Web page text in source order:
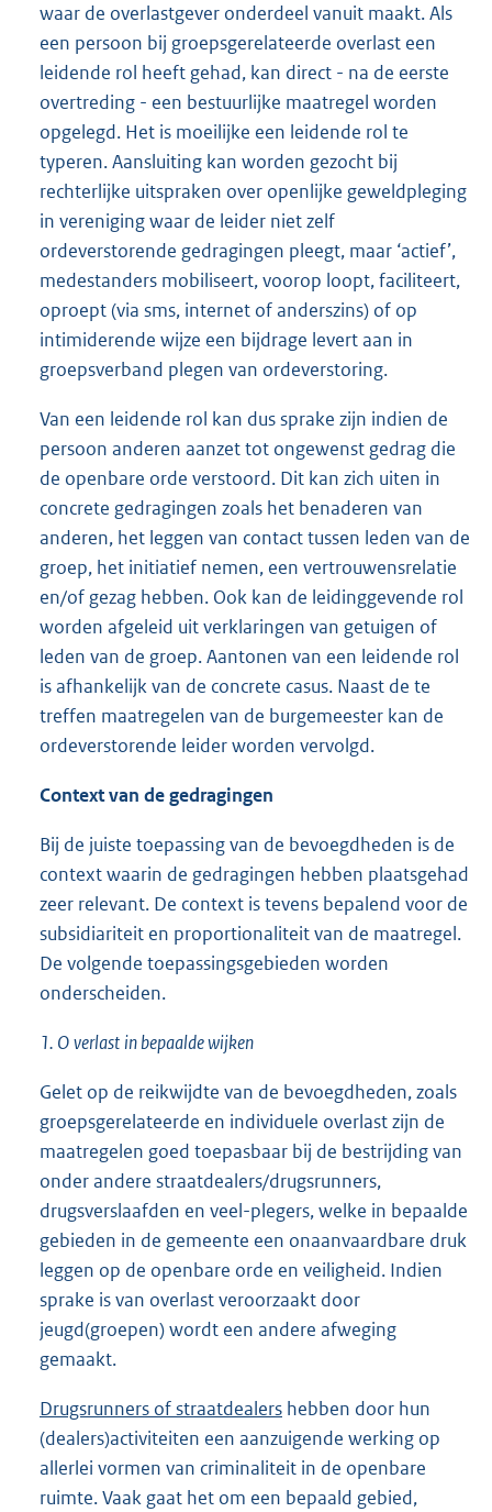
waar de overlastgever onderdeel vanuit maakt. Als
een persoon bij groepsgerelateerde overlast een
leidende rol heeft gehad, kan direct - na de eerste
overtreding - een bestuurlijke maatregel worden
opgelegd. Het is moeilijke een leidende rol te
typeren. Aansluiting kan worden gezocht bij
rechterlijke uitspraken over openlijke geweldpleging
in vereniging waar de leider niet zelf
ordeverstorende gedragingen pleegt, maar ‘actief’,
medestanders mobiliseert, voorop loopt, faciliteert,
oproept (via sms, internet of anderszins) of op
intimiderende wijze een bijdrage levert aan in
groepsverband plegen van ordeverstoring.
Van een leidende rol kan dus sprake zijn indien de
persoon anderen aanzet tot ongewenst gedrag die
de openbare orde verstoord. Dit kan zich uiten in
concrete gedragingen zoals het benaderen van
anderen, het leggen van contact tussen leden van de
groep, het initiatief nemen, een vertrouwensrelatie
en/of gezag hebben. Ook kan de leidinggevende rol
worden afgeleid uit verklaringen van getuigen of
leden van de groep. Aantonen van een leidende rol
is afhankelijk van de concrete casus. Naast de te
treffen maatregelen van de burgemeester kan de
ordeverstorende leider worden vervolgd.
Context van degedragingen
Bij de juiste toepassing van de bevoegdheden is de
context waarin de gedragingen hebben plaatsgehad
zeer relevant. De context is tevens bepalend voor de
subsidiariteit en proportionaliteit van de maatregel.
De volgende toepassingsgebieden worden
onderscheiden.
1. Overlast in bepaalde wijken
Gelet op de reikwijdte van de bevoegdheden, zoals
groepsgerelateerde en individuele overlast zijn de
maatregelen goed toepasbaar bij de bestrijding van
onder andere straatdealers/drugsrunners,
drugsverslaafden en veel-plegers, welke in bepaalde
gebieden in de gemeente een onaanvaardbare druk
leggen op de openbare orde en veiligheid. Indien
sprake is van overlast veroorzaakt door
jeugd(groepen) wordt een andere afweging
gemaakt.
Drugsrunners of straatdealers hebben door hun
(dealers)activiteiten een aanzuigende werking op
allerlei vormen van criminaliteit in de openbare
ruimte. Vaak gaat het om een bepaald gebied,